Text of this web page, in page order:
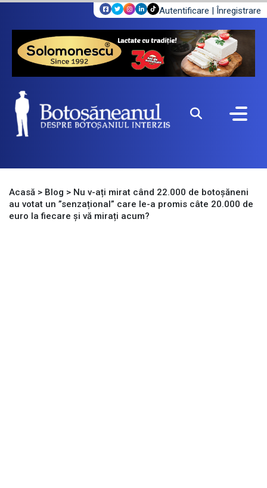
Autentificare | Înregistrare
Acasă > Blog > Nu v-ați mirat când 22.000 de botoșăneni
au votat un ”senzațional” care le-a promis câte 20.000 de
euro la fiecare și vă mirați acum?